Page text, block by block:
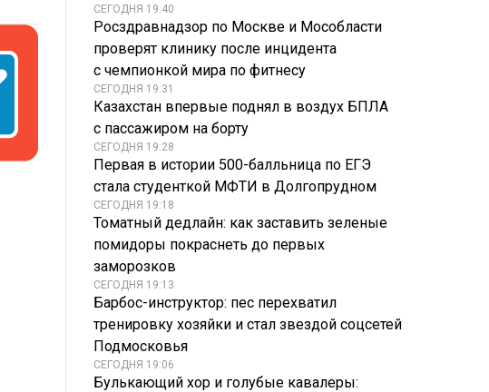
СЕГОДНЯ 19:40
Росздравнадзор по Москве и Мособласти
проверят клинику после инцидента
с чемпионкой мира по фитнесу
СЕГОДНЯ 19:31
Казахстан впервые поднял в воздух БПЛА
с пассажиром на борту
СЕГОДНЯ 19:28
Первая в истории 500-балльница по ЕГЭ
стала студенткой МФТИ в Долгопрудном
СЕГОДНЯ 19:18
Томатный дедлайн: как заставить зеленые
помидоры покраснеть до первых
заморозков
СЕГОДНЯ 19:13
Барбос-инструктор: пес перехватил
тренировку хозяйки и стал звездой соцсетей
Подмосковья
СЕГОДНЯ 19:06
Булькающий хор и голубые кавалеры: